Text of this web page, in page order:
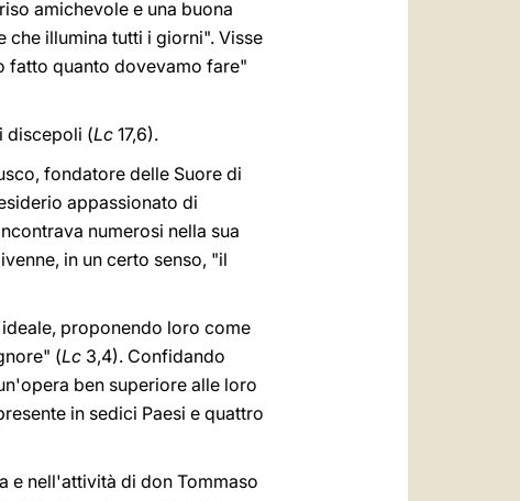
amichevole e una buona
illumina tutti i giorni". Visse
fatto quanto dovevamo fare"
discepoli (Lc 17,6).
fondatore delle Suore di
appassionato di
numerosi nella sua
in un certo senso, "il
proponendo loro come
(Lc 3,4). Confidando
ben superiore alle loro
in sedici Paesi e quattro
e nell'attività di don Tommaso